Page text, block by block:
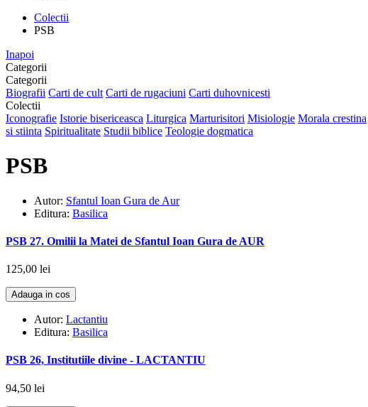
Colectii
PSB
Inapoi
Categorii
Categorii
Biografii Carti de cult Carti de rugaciuni Carti duhovnicesti
Colectii
Iconografie Istorie bisericeasca Liturgica Marturisitori Misiologie Morala crestina
si stiinta Spiritualitate Studii biblice Teologie dogmatica
PSB
Autor: Sfantul Ioan Gura de Aur
Editura: Basilica
PSB 27. Omilii la Matei de Sfantul Ioan Gura de AUR
125,00 lei
Adauga in cos
Autor: Lactantiu
Editura: Basilica
PSB 26, Institutiile divine - LACTANTIU
94,50 lei